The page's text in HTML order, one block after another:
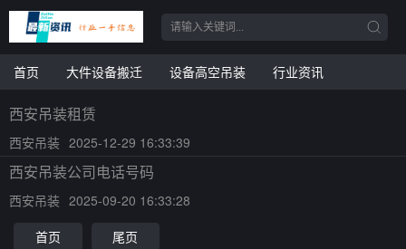
首页 大件设备搬迁 设备高空吊装 行业资讯
西安吊装租赁
西安吊装 2025-12-29 16:33:39
西安吊装公司电话号码
西安吊装 2025-09-20 16:33:28
首页
尾页